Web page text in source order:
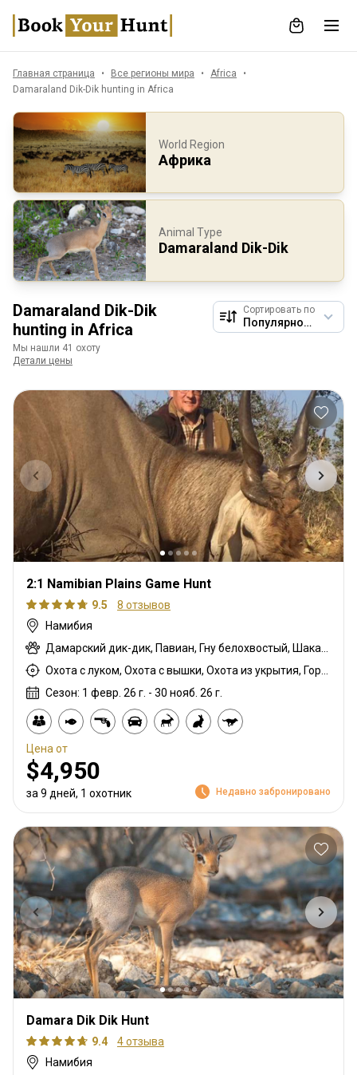
Главная страница Все регионы мира
Africa
Damaraland Dik-Dik hunting in Africa
World Region
Африка
Animal Type
Damaraland Dik-Dik
Damaraland Dik-Dik
hunting in Africa
Мы нашли 41 охоту
Детали цены
Сортировать по
2:1 Namibian Plains Game Hunt
9.5
8 отзывов
Намибия
Сезон: 1 февр. 26 г. - 30 нояб. 26 г.
Цена от
$4,950
за 9 дней, 1 охотник Недавно забронировано
Damara Dik Dik Hunt
9.4
4 отзыва
Намибия